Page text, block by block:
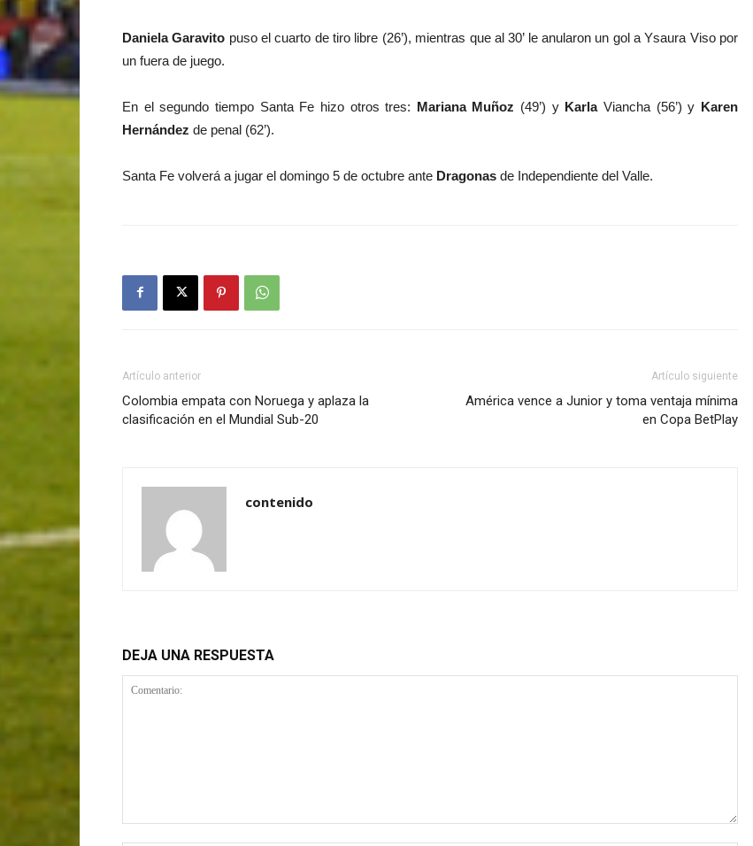
Daniela Garavito puso el cuarto de tiro libre (26’), mientras que al 30’ le anularon un gol a Ysaura Viso por
un fuera de juego.
En el segundo tiempo Santa Fe hizo otros tres: Mariana Muñoz (49’) y KarlaViancha (56’) y Karen
Hernández de penal (62’).
Santa Fe volverá a jugar el domingo 5 de octubre ante Dragonas de Independiente del Valle.
Artículo anterior
Colombia empata con Noruega y aplaza la
clasificación en el Mundial Sub-20
Artículo siguiente
América vence a Junior y toma ventaja mínima
en Copa BetPlay
contenido
DEJA UNA RESPUESTA